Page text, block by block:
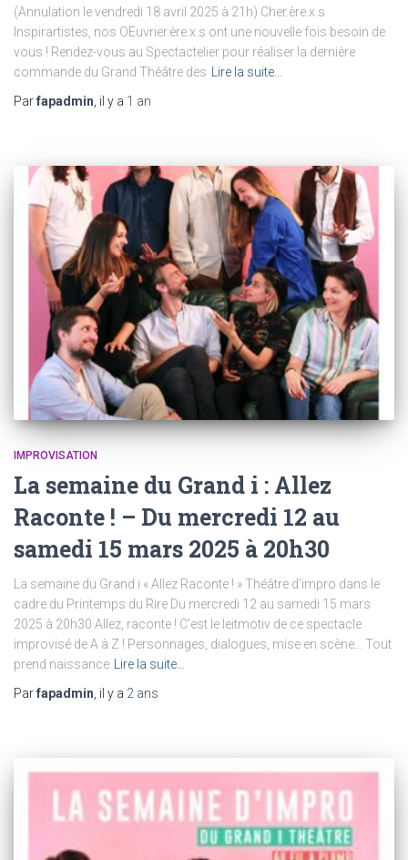
(Annulation le vendredi 18 avril 2025 à 21h) Cher.ère.x.s
Inspirartistes, nos OEuvrier.ère.x.s ont une nouvelle fois besoin de
vous ! Rendez-vous au Spectactelier pour réaliser la dernière
commande du Grand Théâtre des
Lire la suite…
Parfapadmin , il y a 1 an
IMPROVISATION
La semaine du Grand i : Allez
Raconte ! – Du mercredi 12 au
samedi 15 mars 2025 à 20h30
La semaine du Grand i « Allez Raconte ! » Théâtre d’impro dans le
cadre du Printemps du Rire Du mercredi 12 au samedi 15 mars
2025 à 20h30 Allez, raconte ! C’est le leitmotiv de ce spectacle
improvisé de A à Z ! Personnages, dialogues, mise en scène… Tout
prend naissance Lire la suite…
Parfapadmin , il y a 2 ans